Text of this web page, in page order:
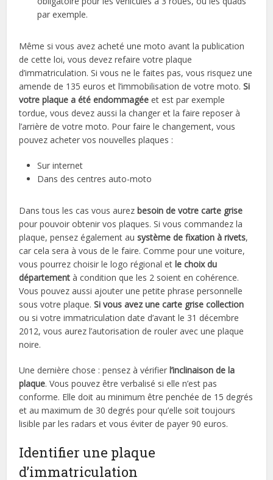
par exemple.
Même si vous avez acheté une moto avant la publication
de cette loi, vous devez refaire votre plaque
d’immatriculation. Si vous ne le faites pas, vous risquez une
amende de 135 euros et l’immobilisation de votre moto.Si
votre plaque a été endommagée et est par exemple
tordue, vous devez aussi la changer et la faire reposer à
l’arrière de votre moto. Pour faire le changement, vous
pouvez acheter vos nouvelles plaques :
Sur internet
Dans des centres auto-moto
Dans tous les cas vous aurezbesoin de votre carte grise
pour pouvoir obtenir vos plaques. Si vous commandez la
plaque, pensez également ausystème de fixation à rivets,
car cela sera à vous de le faire. Comme pour une voiture,
vous pourrez choisir le logo régional et le choix du
département à condition que les 2 soient en cohérence.
Vous pouvez aussi ajouter une petite phrase personnelle
sous votre plaque.Si vous avez une carte grise collection
ou si votre immatriculation date d’avant le 31 décembre
2012, vous aurez l’autorisation de rouler avec une plaque
noire.
Une dernière chose : pensez à vérifierl’inclinaison de la
plaque. Vous pouvez être verbalisé si elle n’est pas
conforme. Elle doit au minimum être penchée de 15 degrés
et au maximum de 30 degrés pour qu’elle soit toujours
lisible par les radars et vous éviter de payer 90 euros.
Identifier une plaque
d’immatriculation